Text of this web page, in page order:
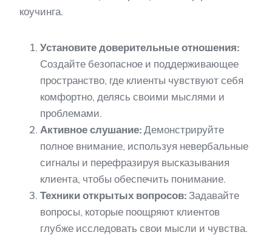
коучинга.
Установите доверительные отношения:
Создайте безопасное и поддерживающее
пространство, где клиенты чувствуют себя
комфортно, делясь своими мыслями и
проблемами.
Активное слушание: Демонстрируйте
полное внимание, используя невербальные
сигналы и перефразируя высказывания
клиента, чтобы обеспечить понимание.
Техники открытых вопросов: Задавайте
вопросы, которые поощряют клиентов
глубже исследовать свои мысли и чувства.